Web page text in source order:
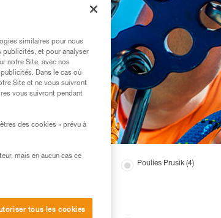
Poulies Prusik (4)
similaires pour nous
publicités, et pour analyser
notre Site, avec nos
Dans le cas où
Site et ne vous suivront
vous suivront pendant
des cookies » prévu à
mais en aucun cas ce
tous les cookies